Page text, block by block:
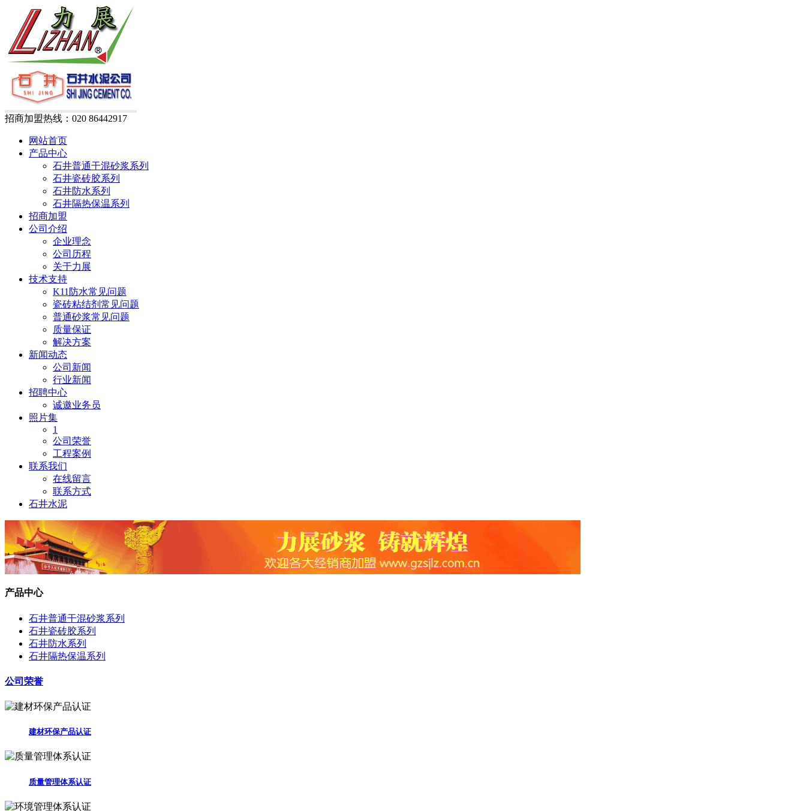
招商加盟热线： 020 86442917
网站首页
产品中心
石井普通干混砂浆系列
石井瓷砖胶系列
石井防水系列
石井隔热保温系列
招商加盟
公司介绍
企业理念
公司历程
关于力展
技术支持
K11防水常见问题
瓷砖粘结剂常见问题
普通砂浆常见问题
质量保证
解决方案
新闻动态
公司新闻
行业新闻
招聘中心
诚邀业务员
照片集
1
公司荣誉
工程案例
联系我们
在线留言
联系方式
石井水泥
产品中心
石井普通干混砂浆系列
石井瓷砖胶系列
石井防水系列
石井隔热保温系列
公司荣誉
建材环保产品认证
质量管理体系认证